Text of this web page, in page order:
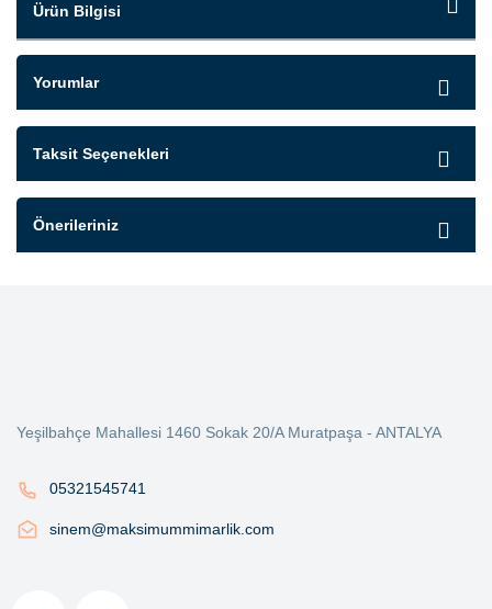
Ürün Bilgisi
Yorumlar
Taksit Seçenekleri
Önerileriniz
Yeşilbahçe Mahallesi 1460 Sokak 20/A Muratpaşa - ANTALYA
05321545741
sinem@maksimummimarlik.com